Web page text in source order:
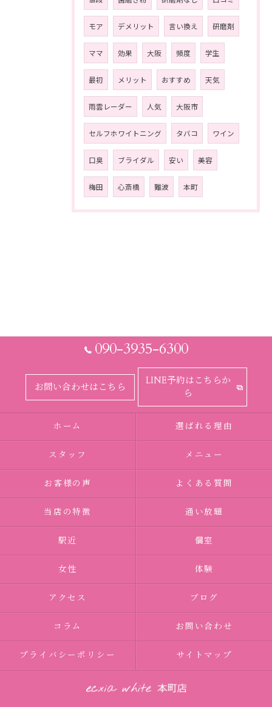
モア デメリット 言い換え 研磨剤
ママ 効果 大阪 頻度 学生
最初 メリット おすすめ 天気
雨雲レーダー 人気 大阪市
セルフホワイトニング タバコ ワイン
口臭 ブライダル 安い 美容
梅田 心斎橋 難波 本町
090-3935-6300
お問い合わせはこちら
LINE予約はこちらか
ら
ホーム 選ばれる理由
スタッフ メニュー
お客様の声 よくある質問
当店の特徴 通い放題
駅近 個室
女性 体験
アクセス ブログ
コラム お問い合わせ
プライバシーポリシー サイトマップ